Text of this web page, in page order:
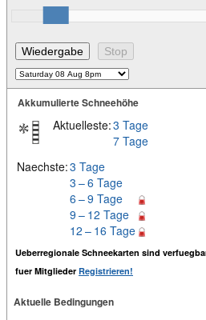
Akkumulierte Schneehöhe
Aktuelleste:3 Tage
7 Tage
Naechste:3 Tage
3 – 6 Tage
6 – 9 Tage
9 – 12 Tage
12 – 16 Tage
Ueberregionale Schneekarten sind
fuer Mitglieder Registrieren!
Aktuelle Bedingungen